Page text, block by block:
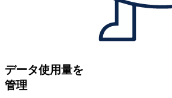
データ使用量を
管理